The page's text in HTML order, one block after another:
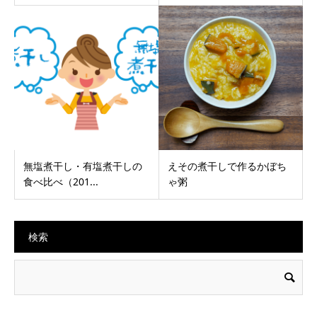
無塩煮干し・有塩煮干しの
食べ比べ（201...
えその煮干しで作るかぼち
ゃ粥
検索